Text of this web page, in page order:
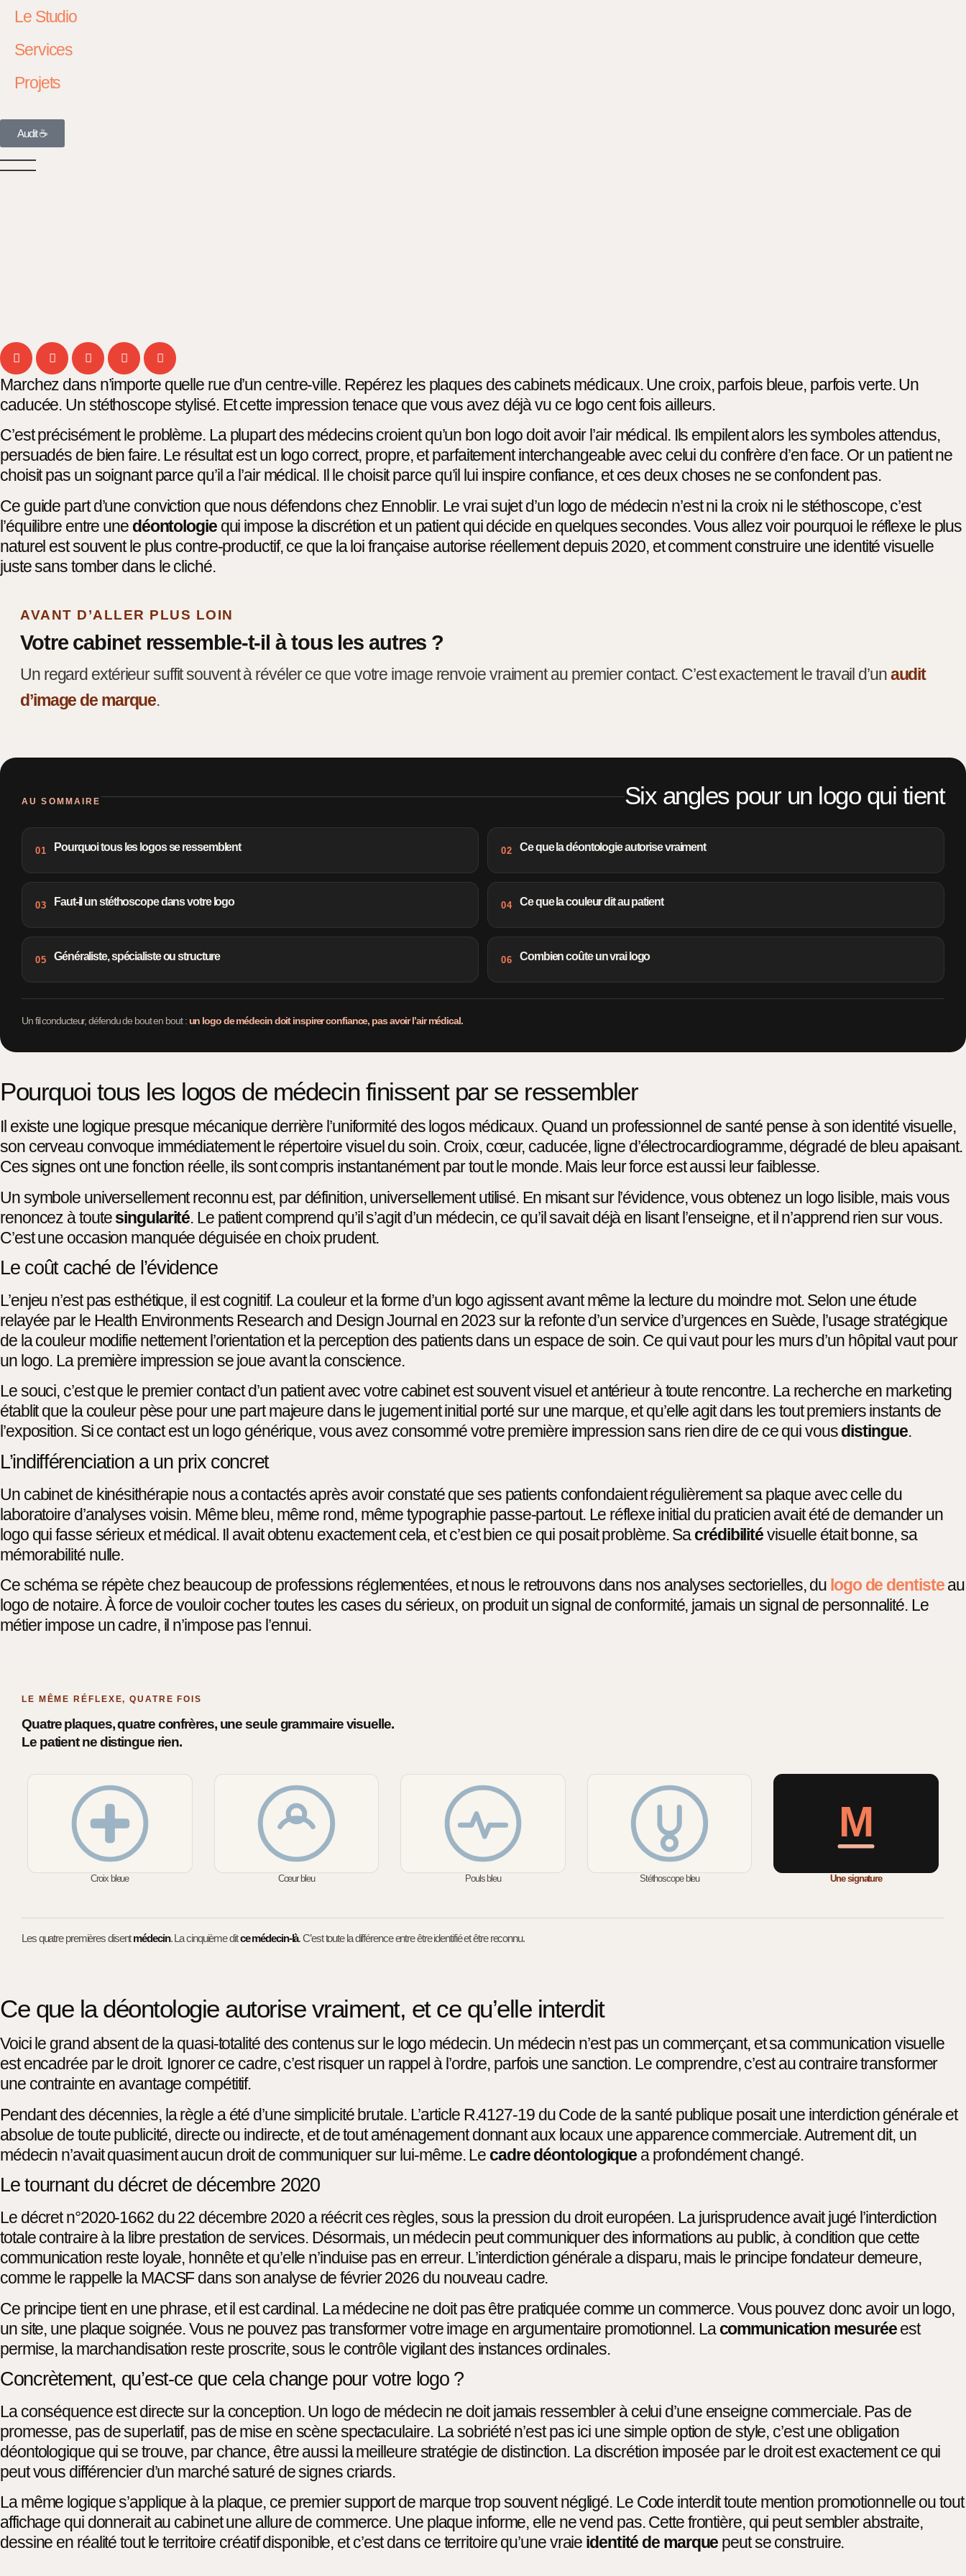
Le Studio
Services
Projets
Audit ☕️
Marchez dans n’importe quelle rue d’un centre-ville. Repérez les plaques des cabinets médicaux. Une croix, parfois bleue, parfois verte. Un
caducée. Un stéthoscope stylisé. Et cette impression tenace que vous avez déjà vu ce logo cent fois ailleurs.
C’est précisément le problème. La plupart des médecins croient qu’un bon logo doit avoir l’air médical. Ils empilent alors les symboles attendus,
persuadés de bien faire. Le résultat est un logo correct, propre, et parfaitement interchangeable avec celui du confrère d’en face. Or un patient ne
choisit pas un soignant parce qu’il a l’air médical. Il le choisit parce qu’il lui inspire confiance, et ces deux choses ne se confondent pas.
Ce guide part d’une conviction que nous défendons chez Ennoblir. Le vrai sujet d’un logo de médecin n’est ni la croix ni le stéthoscope, c’est
l’équilibre entre une déontologiequi impose la discrétion et un patient qui décide en quelques secondes. Vous allez voir pourquoi le réflexe le plus
naturel est souvent le plus contre-productif, ce que la loi française autorise réellement depuis 2020, et comment construire une identité visuelle
juste sans tomber dans le cliché.
AVANT D’ALLER PLUS LOIN
Votre cabinet ressemble-t-il à tous les autres ?
Un regard extérieur suffit souvent à révéler ce que votre image renvoie vraiment au premier contact. C’est exactement le travail d’unaudit
d’image de marque.
AU SOMMAIRE Six angles pour un logo qui tient
01 Pourquoi tous les logos se ressemblent 02 Ce que la déontologie autorise vraiment
03 Faut-il un stéthoscope dans votre logo 04 Ce que la couleur dit au patient
05 Généraliste, spécialiste ou structure 06 Combien coûte un vrai logo
Un fil conducteur, défendu de bout en bout :un logo de médecin doit inspirer confiance, pas avoir l’air médical.
Pourquoi tous les logos de médecin finissent par se ressembler
Il existe une logique presque mécanique derrière l’uniformité des logos médicaux. Quand un professionnel de santé pense à son identité visuelle,
son cerveau convoque immédiatement le répertoire visuel du soin. Croix, cœur, caducée, ligne d’électrocardiogramme, dégradé de bleu apaisant.
Ces signes ont une fonction réelle, ils sont compris instantanément par tout le monde. Mais leur force est aussi leur faiblesse.
Un symbole universellement reconnu est, par définition, universellement utilisé. En misant sur l’évidence, vous obtenez un logo lisible, mais vous
renoncez à toutesingularité. Le patient comprend qu’il s’agit d’un médecin, ce qu’il savait déjà en lisant l’enseigne, et il n’apprend rien sur vous.
C’est une occasion manquée déguisée en choix prudent.
Le coût caché de l’évidence
L’enjeu n’est pas esthétique, il est cognitif. La couleur et la forme d’un logo agissent avant même la lecture du moindre mot. Selon une étude
relayée par le Health Environments Research and Design Journal en 2023 sur la refonte d’un service d’urgences en Suède, l’usage stratégique
de la couleur modifie nettement l’orientation et la perception des patients dans un espace de soin. Ce qui vaut pour les murs d’un hôpital vaut pour
un logo. La première impression se joue avant la conscience.
Le souci, c’est que le premier contact d’un patient avec votre cabinet est souvent visuel et antérieur à toute rencontre. La recherche en marketing
établit que la couleur pèse pour une part majeure dans le jugement initial porté sur une marque, et qu’elle agit dans les tout premiers instants de
l’exposition. Si ce contact est un logo générique, vous avez consommé votre première impression sans rien dire de ce qui vousdistingue.
L’indifférenciation a un prix concret
Un cabinet de kinésithérapie nous a contactés après avoir constaté que ses patients confondaient régulièrement sa plaque avec celle du
laboratoire d’analyses voisin. Même bleu, même rond, même typographie passe-partout. Le réflexe initial du praticien avait été de demander un
logo qui fasse sérieux et médical. Il avait obtenu exactement cela, et c’est bien ce qui posait problème. Sacrédibilitévisuelle était bonne, sa
mémorabilité nulle.
Ce schéma se répète chez beaucoup de professions réglementées, et nous le retrouvons dans nos analyses sectorielles, du logo de dentisteau
logo de notaire. À force de vouloir cocher toutes les cases du sérieux, on produit un signal de conformité, jamais un signal de personnalité. Le
métier impose un cadre, il n’impose pas l’ennui.
LE MÊME RÉFLEXE, QUATRE FOIS
Quatre plaques, quatre confrères, une seule grammaire visuelle.
Le patient ne distingue rien.
Croix bleue Cœur bleu Pouls bleu Stéthoscope bleu
M
Une signature
Les quatre premières disentmédecin. La cinquième ditce médecin-là. C’est toute la différence entre être identifié et être reconnu.
Ce que la déontologie autorise vraiment, et ce qu’elle interdit
Voici le grand absent de la quasi-totalité des contenus sur le logo médecin. Un médecin n’est pas un commerçant, et sa communication visuelle
est encadrée par le droit. Ignorer ce cadre, c’est risquer un rappel à l’ordre, parfois une sanction. Le comprendre, c’est au contraire transformer
une contrainte en avantage compétitif.
Pendant des décennies, la règle a été d’une simplicité brutale. L’article R.4127-19 du Code de la santé publique posait une interdiction générale et
absolue de toute publicité, directe ou indirecte, et de tout aménagement donnant aux locaux une apparence commerciale. Autrement dit, un
médecin n’avait quasiment aucun droit de communiquer sur lui-même. Le cadre déontologique a profondément changé.
Le tournant du décret de décembre 2020
Le décret n°2020-1662 du 22 décembre 2020 a réécrit ces règles, sous la pression du droit européen. La jurisprudence avait jugé l’interdiction
totale contraire à la libre prestation de services. Désormais, un médecin peut communiquer des informations au public, à condition que cette
communication reste loyale, honnête et qu’elle n’induise pas en erreur. L’interdiction générale a disparu, mais le principe fondateur demeure,
comme le rappelle la MACSF dans son analyse de février 2026 du nouveau cadre.
Ce principe tient en une phrase, et il est cardinal. La médecine ne doit pas être pratiquée comme un commerce. Vous pouvez donc avoir un logo,
un site, une plaque soignée. Vous ne pouvez pas transformer votre image en argumentaire promotionnel. Lacommunication mesuréeest
permise, la marchandisation reste proscrite, sous le contrôle vigilant des instances ordinales.
Concrètement, qu’est-ce que cela change pour votre logo ?
La conséquence est directe sur la conception. Un logo de médecin ne doit jamais ressembler à celui d’une enseigne commerciale. Pas de
promesse, pas de superlatif, pas de mise en scène spectaculaire. La sobriété n’est pas ici une simple option de style, c’est une obligation
déontologique qui se trouve, par chance, être aussi la meilleure stratégie de distinction. La discrétion imposée par le droit est exactement ce qui
peut vous différencier d’un marché saturé de signes criards.
La même logique s’applique à la plaque, ce premier support de marque trop souvent négligé. Le Code interdit toute mention promotionnelle ou tout
affichage qui donnerait au cabinet une allure de commerce. Une plaque informe, elle ne vend pas. Cette frontière, qui peut sembler abstraite,
dessine en réalité tout le territoire créatif disponible, et c’est dans ce territoire qu’une vraie identité de marque peut se construire.